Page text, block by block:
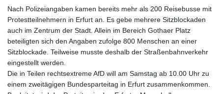
Nach Polizeiangaben kamen bereits mehr als 200 Reisebusse mit
Protestteilnehmern in Erfurt an. Es gebe mehrere Sitzblockaden
auch im Zentrum der Stadt. Allein im Bereich Gothaer Platz
beteiligten sich den Angaben zufolge 800 Menschen an einer
Sitzblockade. Teilweise musste deshalb der Straßenbahnverkehr
eingestellt werden.
Die in Teilen rechtsextreme AfD will am Samstag ab 10.00 Uhr zu
einem zweitägigen Bundesparteitag in Erfurt zusammenkommen.